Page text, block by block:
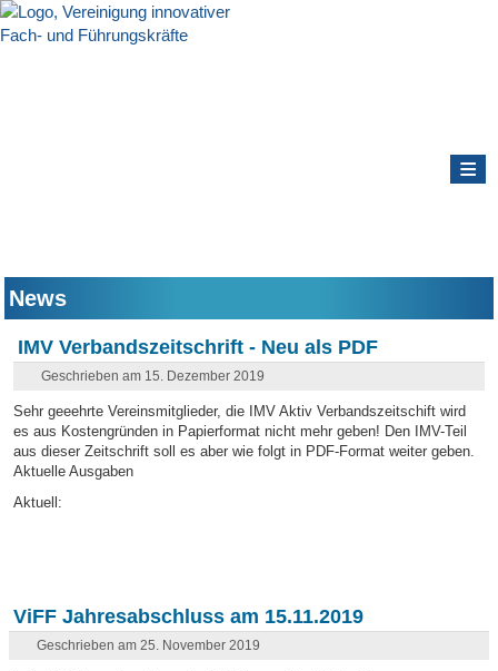
≡
News
IMV Verbandszeitschrift - Neu als PDF
Geschrieben am 15. Dezember 2019
Sehr geeehrte Vereinsmitglieder, die IMV Aktiv Verbandszeitschift wird
es aus Kostengründen in Papierformat nicht mehr geben! Den IMV-Teil
aus dieser Zeitschrift soll es aber wie folgt in PDF-Format weiter geben.
Aktuelle Ausgaben
Aktuell:
ViFF Jahresabschluss am 15.11.2019
Geschrieben am 25. November 2019